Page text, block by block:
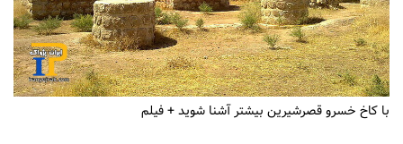
با کاخ خسرو قصرشیرین بیشتر آشنا شوید + فیلم